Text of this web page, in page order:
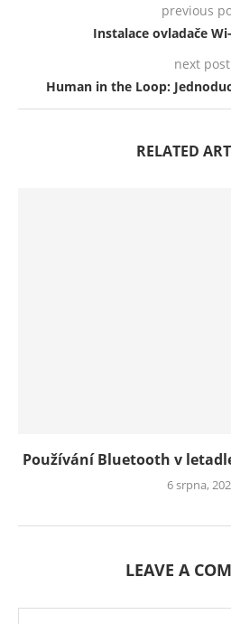
previous
Instalace ovladače
next post
Human in the Loop:
RELATED
Používání Bluetooth v
6 srpna,
LEAVE A